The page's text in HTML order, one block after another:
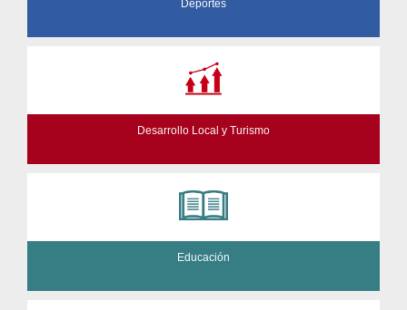
Deportes
Desarrollo Local y Turismo
Educación